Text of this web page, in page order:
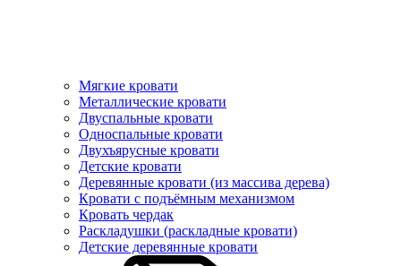
Мягкие кровати
Металлические кровати
Двуспальные кровати
Односпальные кровати
Двухъярусные кровати
Детские кровати
Деревянные кровати (из массива дерева)
Кровати с подъёмным механизмом
Кровать чердак
Раскладушки (раскладные кровати)
Детские деревянные кровати